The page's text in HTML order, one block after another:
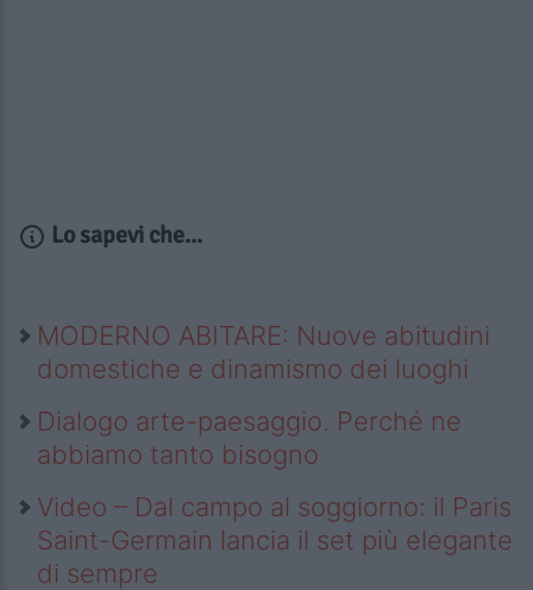
Lo sapevi che...
MODERNO ABITARE: Nuove abitudini
domestiche e dinamismo dei luoghi
Dialogo arte-paesaggio. Perché ne
abbiamo tanto bisogno
Video – Dal campo al soggiorno: il Paris
Saint-Germain lancia il set più elegante
di sempre